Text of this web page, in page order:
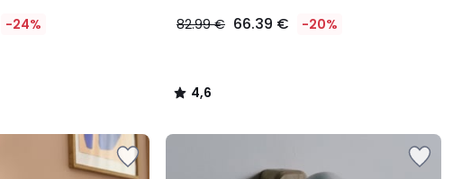
-24%
82.99 € 66.39 € -20%
4,6
/